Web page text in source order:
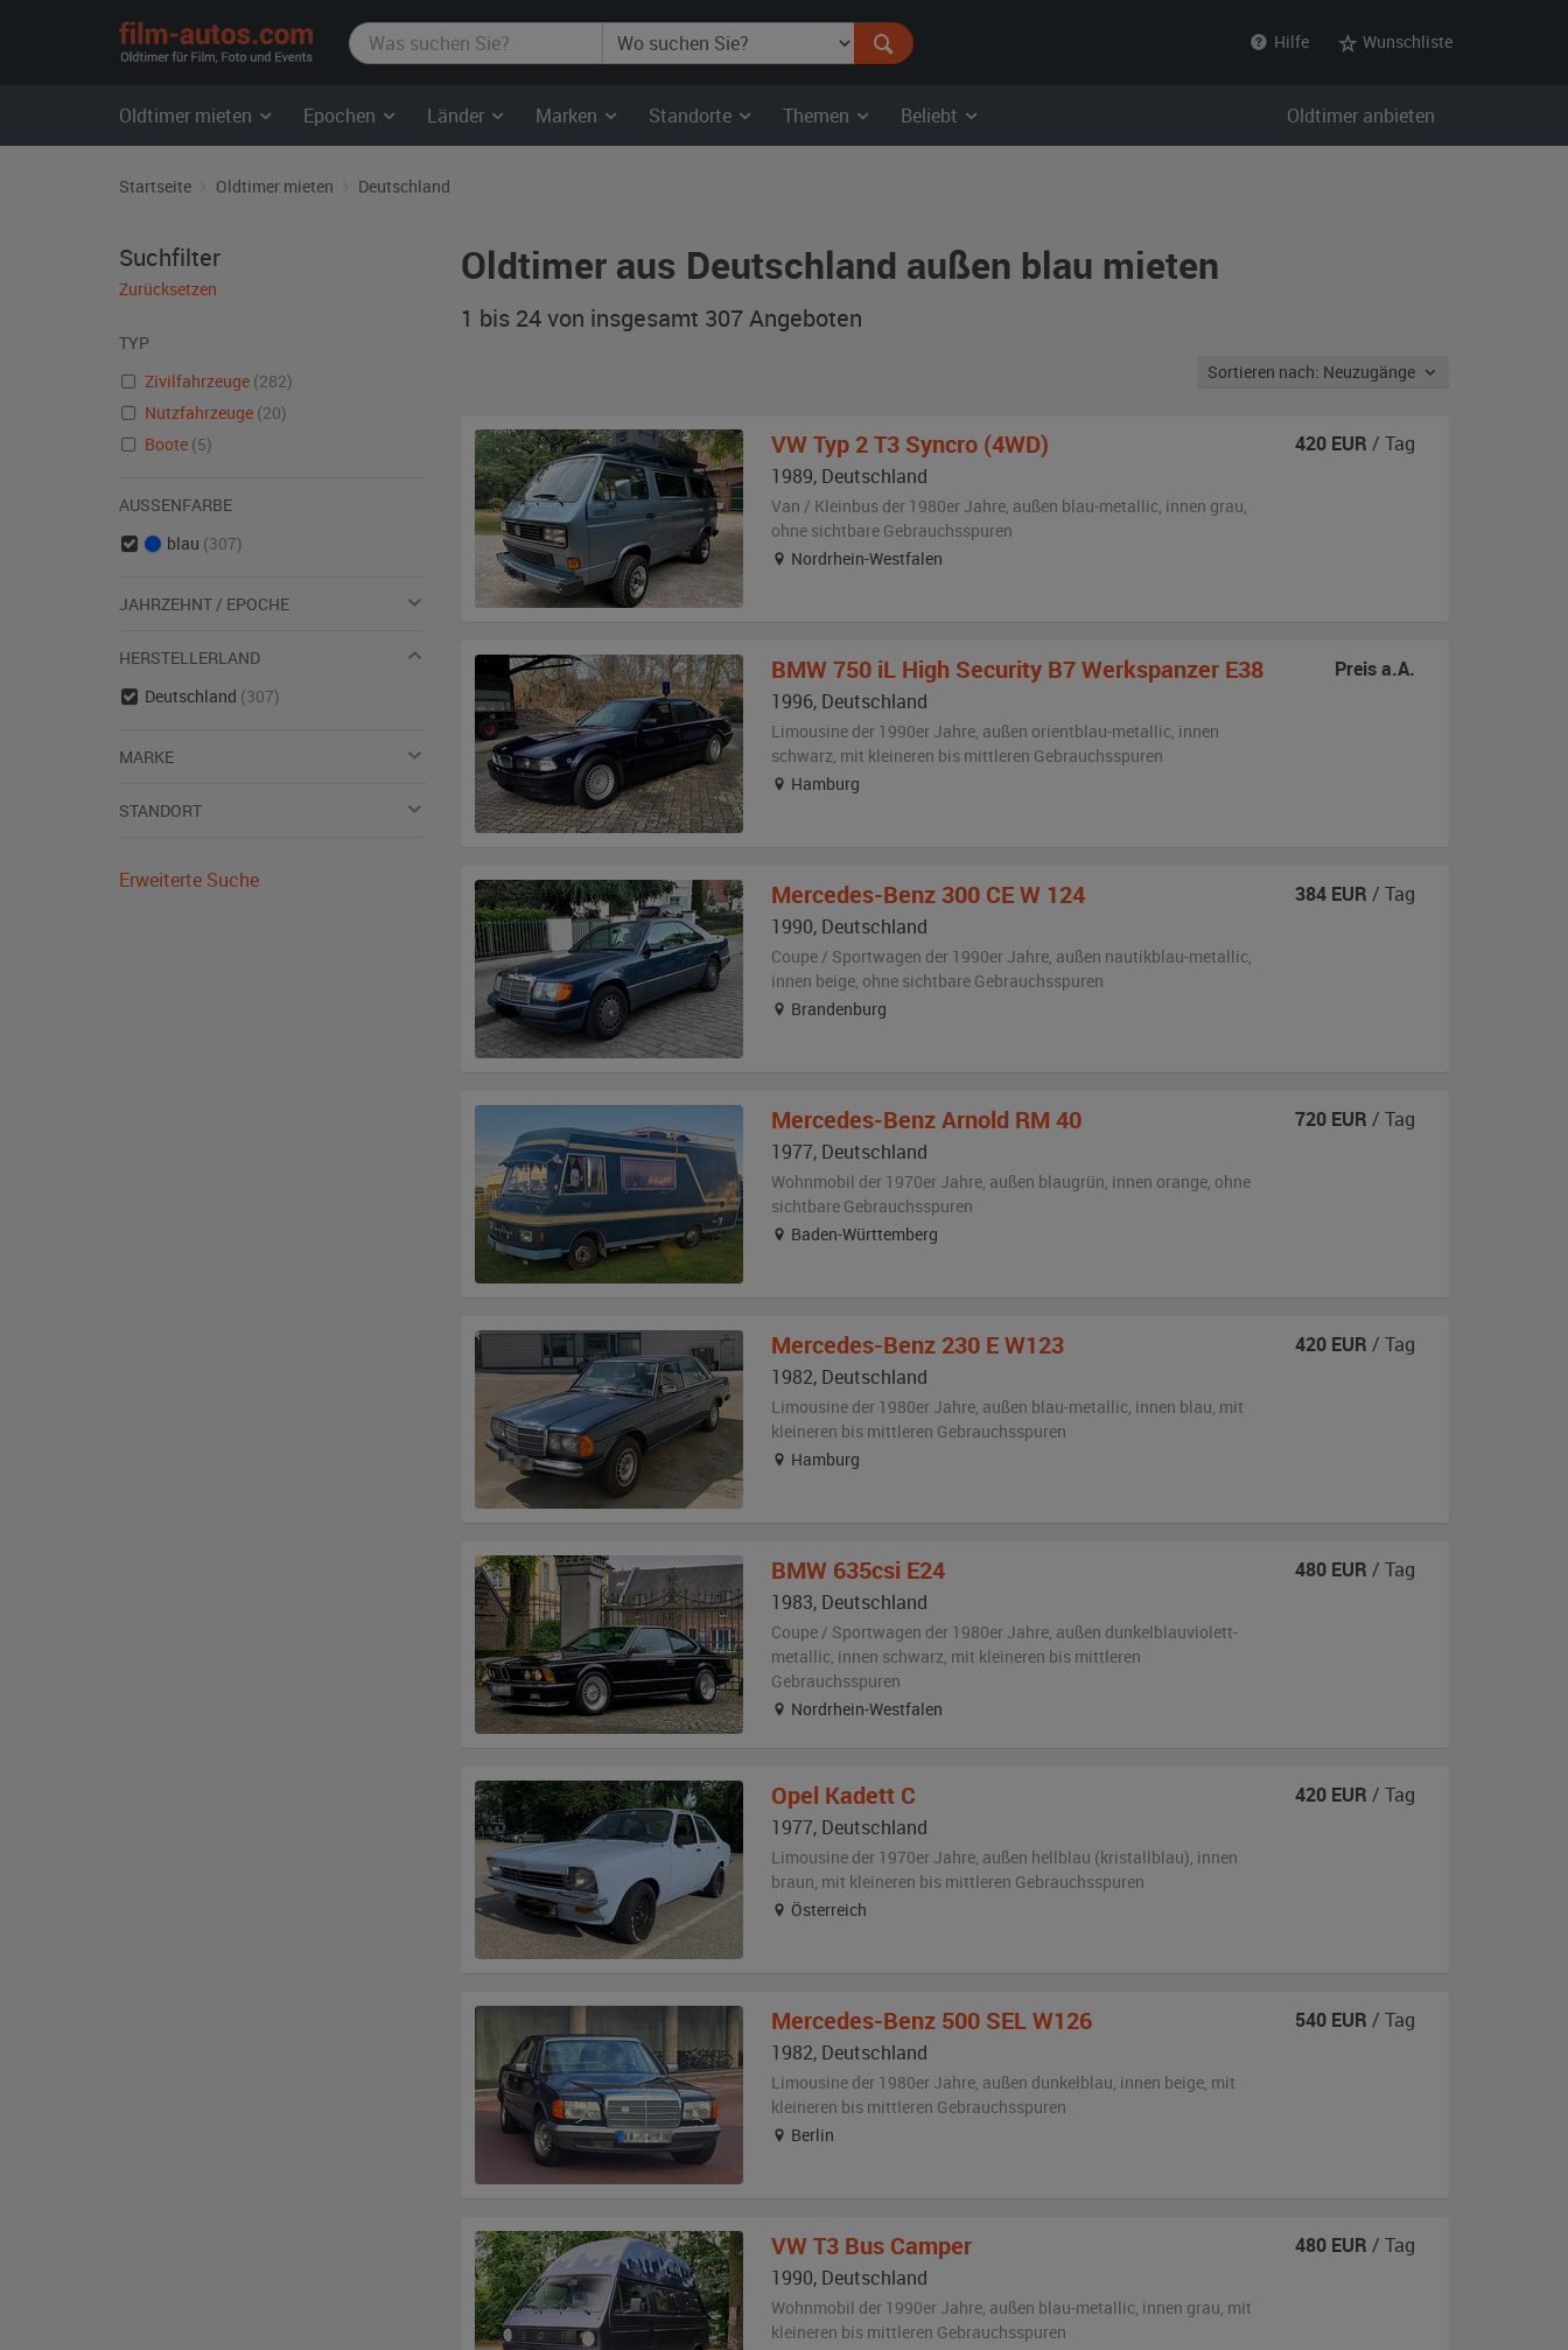
film-
autos.com
Hilfe Wunschliste
Oldtimer mieten Epochen Länder Marken Standorte Themen Beliebt Oldtimer anbieten
Startseite Oldtimer mieten Deutschland
Oldtimer aus Deutschland außen blau mieten
1 bis 24 von insgesamt 307Angeboten
Sortieren nach: Neuzugänge
VW Typ 2 T3 Syncro (4WD)
1989, Deutschland
Van / Kleinbus der 1980er Jahre, außen blau-metallic, innen grau,
ohne sichtbare Gebrauchsspuren
Nordrhein-Westfalen
420 EUR / Tag
BMW 750 iL High Security B7 Werkspanzer E38
1996, Deutschland
Limousine der 1990er Jahre, außen orientblau-metallic, innen
schwarz, mit kleineren bis mittleren Gebrauchsspuren
Hamburg
Preis a.A.
Mercedes-Benz 300 CE W 124
1990, Deutschland
Coupe / Sportwagen der 1990er Jahre, außen nautikblau-metallic,
innen beige, ohne sichtbare Gebrauchsspuren
Brandenburg
384 EUR / Tag
Mercedes-Benz Arnold RM 40
1977, Deutschland
Wohnmobil der 1970er Jahre, außen blaugrün, innen orange, ohne
sichtbare Gebrauchsspuren
Baden-Württemberg
720 EUR / Tag
Mercedes-Benz 230 E W123
1982, Deutschland
Limousine der 1980er Jahre, außen blau-metallic, innen blau, mit
kleineren bis mittleren Gebrauchsspuren
Hamburg
420 EUR / Tag
BMW 635csi E24
1983, Deutschland
Coupe / Sportwagen der 1980er Jahre, außen dunkelblauviolett-
metallic, innen schwarz, mit kleineren bis mittleren
Gebrauchsspuren
Nordrhein-Westfalen
480 EUR / Tag
Opel Kadett C
1977, Deutschland
Limousine der 1970er Jahre, außen hellblau (kristallblau), innen
braun, mit kleineren bis mittleren Gebrauchsspuren
Österreich
420 EUR / Tag
Mercedes-Benz 500 SEL W126
1982, Deutschland
Limousine der 1980er Jahre, außen dunkelblau, innen beige, mit
kleineren bis mittleren Gebrauchsspuren
Berlin
540 EUR / Tag
VW T3 Bus Camper
1990, Deutschland
Wohnmobil der 1990er Jahre, außen blau-metallic, innen grau, mit
kleineren bis mittleren Gebrauchsspuren
480 EUR / Tag
Suchfilter
Zurücksetzen
TYP
Zivilfahrzeuge (282)
Nutzfahrzeuge (20)
Boote (5)
AUSSENFARBE
blau (307)
JAHRZEHNT / EPOCHE
HERSTELLERLAND
Deutschland (307)
MARKE
STANDORT
Erweiterte Suche